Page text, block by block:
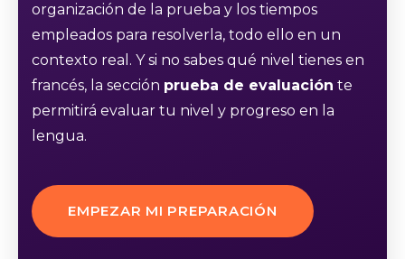
organización de la prueba y los tiempos
empleados para resolverla, todo ello en un
contexto real. Y si no sabes qué nivel tienes en
francés, la sección prueba de evaluación te
permitirá evaluar tu nivel y progreso en la
lengua.
EMPEZAR MI PREPARACIÓN